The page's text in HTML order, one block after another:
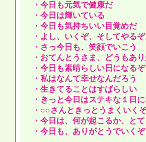
・今日も元気で健康だ
・今日は輝いている
・今日も気持ちいい目覚めだ
・よし、いくぞ、そしてやる
・さっ今日も、笑顔でいこう
・おてんとうさま、どうもあ
・今日も素晴らしい日になるぞ
・私はなんて幸せなんだろう
・生きてることはすばらしい
・きっと今日はステキな１日
・○○さんときっとうまくいく
・今日は、何が起こるか、と
・今日も、ありがとうでいくぞ